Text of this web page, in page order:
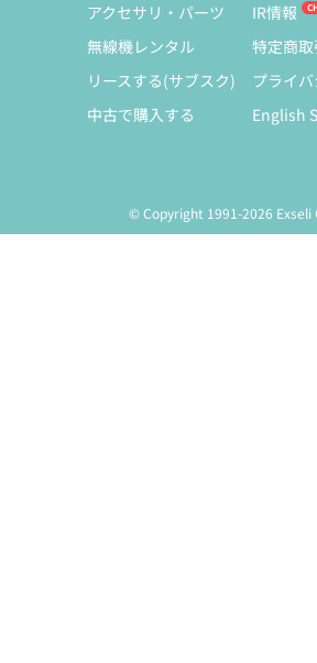
アクセサリ・パーツ
無線機レンタル
リースする(サブスク)
中古で購入する
IR情報
特定商
プライ
English
© Copyright 1991-2026 Exseli